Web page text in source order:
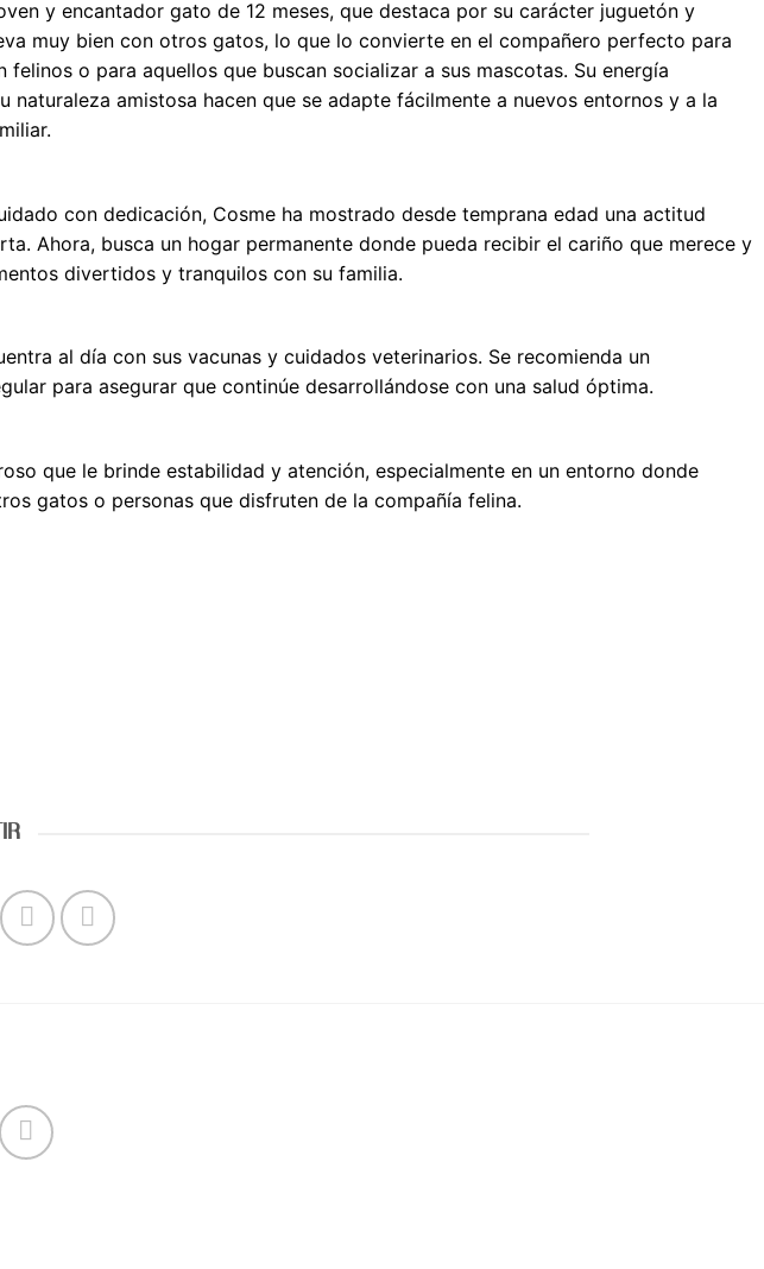
y encantador gato de 12 meses, que destaca por su carácter juguetón y
muy bien con otros gatos, lo que lo convierte en el compañero perfecto para
felinos o para aquellos que buscan socializar a sus mascotas. Su energía
naturaleza amistosa hacen que se adapte fácilmente a nuevos entornos y a la
con dedicación, Cosme ha mostrado desde temprana edad una actitud
Ahora, busca un hogar permanente donde pueda recibir el cariño que merece y
divertidos y tranquilos con su familia.
al día con sus vacunas y cuidados veterinarios. Se recomienda un
para asegurar que continúe desarrollándose con una salud óptima.
que le brinde estabilidad y atención, especialmente en un entorno donde
gatos o personas que disfruten de la compañía felina.